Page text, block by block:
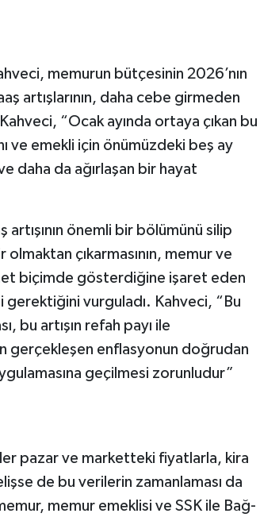
memurun bütçesinin 2026’nın
artışlarının, daha cebe girmeden
“Ocak ayında ortaya çıkan bu
ve emekli için önümüzdeki beş ay
daha da ağırlaşan bir hayat
artışının önemli bir bölümünü silip
çıkarmasının, memur ve
net biçimde gösterdiğine işaret eden
vurguladı. Kahveci, “Bu
bu artışın refah payı ile
gerçekleşen enflasyonun doğrudan
geçilmesi zorunludur”
pazar ve marketteki fiyatlarla, kira
de bu verilerin zamanlaması da
memur emeklisi ve SSK ile Bağ-